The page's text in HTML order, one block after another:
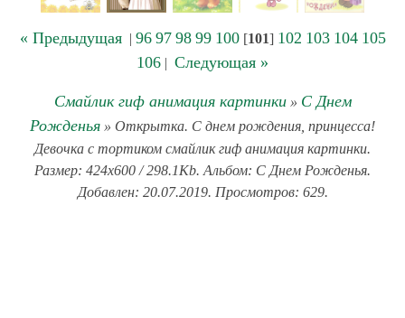
« Предыдущая| 96 97 98 99 100[101] 102 103 104 105
106 | Следующая »
Смайлик гиф анимация картинки» С Днем
Рожденья » Открытка. С днем рождения, принцесса!
Девочка с тортиком смайлик гиф анимация картинки.
Размер: 424x600 / 298.1Kb. Альбом: С Днем Рожденья.
Добавлен: 20.07.2019. Просмотров: 629.